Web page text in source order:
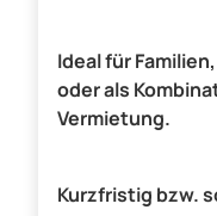
Ideal für
oder als
Vermietung.
Kurzfristig bzw.